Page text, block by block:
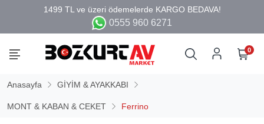
0555 960 6271
0
Anasayfa GİYİM & AYAKKABI
MONT & KABAN & CEKET Ferrino